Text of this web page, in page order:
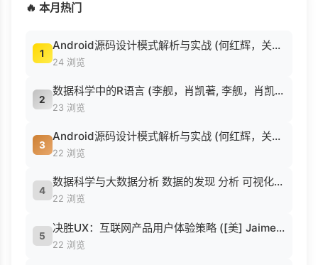
🔥 本月热门
1
Android源码设计模式解析与实战 (何红辉，关爱民著, 何红辉, 关爱民著, 何红辉, 关爱民).pdf
24 浏览
2
数据科学中的R语言 (李舰，肖凯著, 李舰，肖凯著；吴喜之审校, Pdg2Pic).pdf
23 浏览
3
Android源码设计模式解析与实战 (何红辉，关爱民著, 何红辉, 关爱民著, 何红辉, 关爱民).pdf
22 浏览
4
数据科学与大数据分析 数据的发现 分析 可视化与表示 ( etc.).epub
22 浏览
5
决胜UX：互联网产品用户体验策略 ([美] Jaime Levy [[美] Jaime Levy]).epub
22 浏览